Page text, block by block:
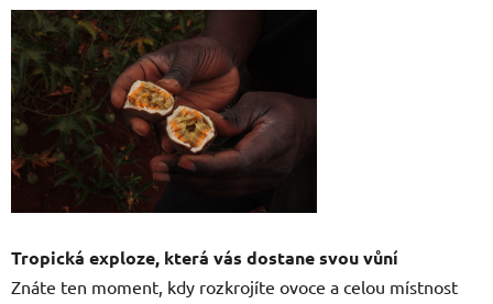
Tropická exploze, která vás dostane svou vůní
Znáte ten moment, kdy rozkrojíte ovoce a celou místnost